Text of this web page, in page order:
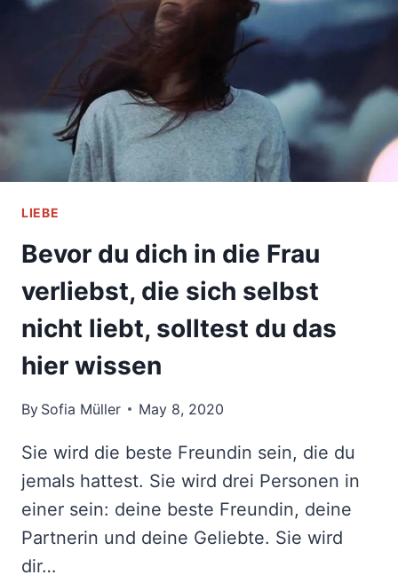
SIND
LIEBE
Bevor du dich in die Frau
verliebst, die sich selbst
nicht liebt, solltest du das
hier wissen
By Sofia Müller May 8, 2020
Sie wird die beste Freundin sein, die du
jemals hattest. Sie wird drei Personen in
einer sein: deine beste Freundin, deine
Partnerin und deine Geliebte. Sie wird
dir…